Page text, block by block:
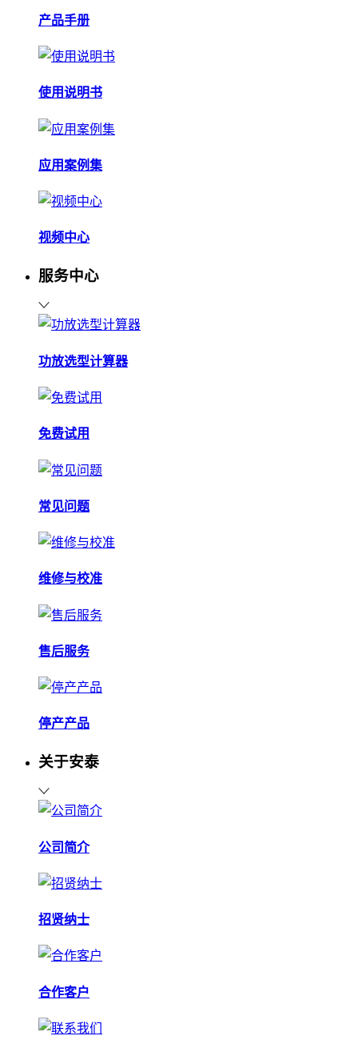
产品手册
使用说明书
应用案例集
视频中心
服务中心
功放选型计算器
免费试用
常见问题
维修与校准
售后服务
停产产品
关于安泰
公司简介
招贤纳士
合作客户